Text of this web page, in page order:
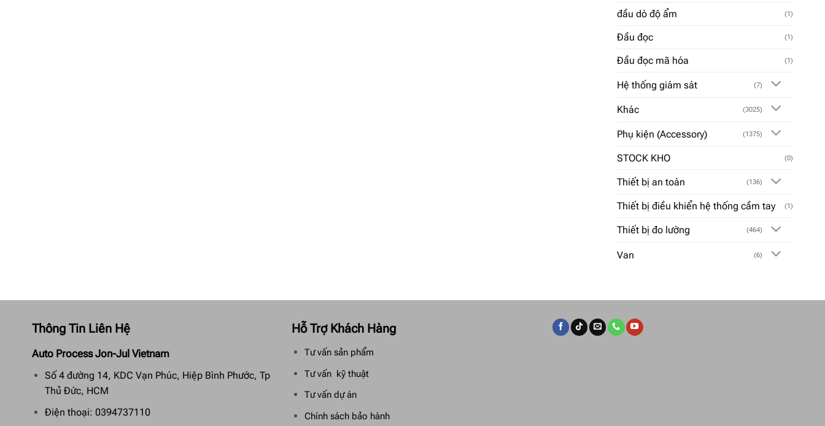
đầu dò độ ẩm (1)
Đầu đọc (1)
Đầu đọc mã hóa (1)
Hệ thống giám sát (7)
Khác (3025)
Phụ kiện (Accessory) (1375)
STOCK KHO (0)
Thiết bị an toàn (136)
Thiết bị điều khiển hệ thống cầm tay (1)
Thiết bị đo lường (464)
Van (6)
Thông Tin Liên Hệ
Auto Process Jon-Jul Vietnam
Số 4 đường 14, KDC Vạn Phúc, Hiệp Bình Phước, Tp
Thủ Đức, HCM
Điện thoại: 0394737110
Hỗ Trợ Khách Hàng
Tư vấn sản phẩm
Tư vấn kỹ thuật
Tư vấn dự án
Chính sách bảo hành